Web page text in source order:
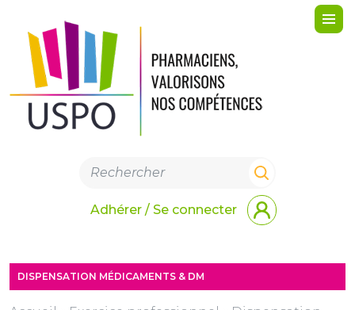
Adhérer / Se connecter
DISPENSATION MÉDICAMENTS & DM